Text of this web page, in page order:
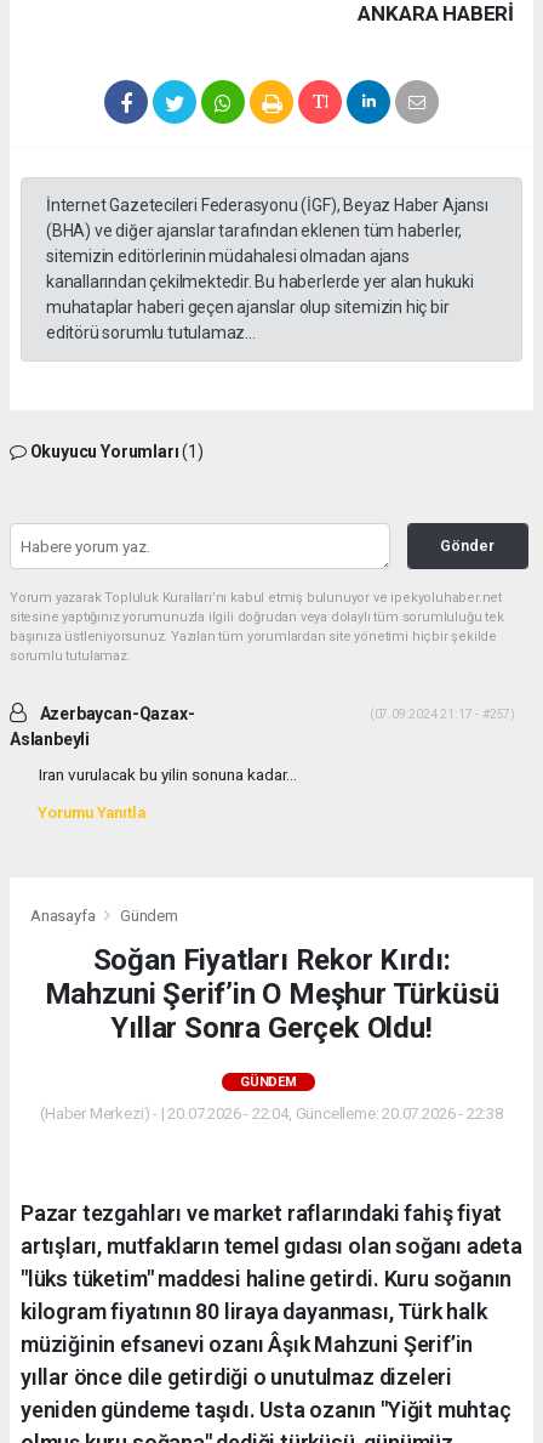
ANKARA HABERİ
İnternet Gazetecileri Federasyonu (İGF), Beyaz Haber Ajansı
(BHA) ve diğer ajanslar tarafından eklenen tüm haberler,
sitemizin editörlerinin müdahalesi olmadan ajans
kanallarından çekilmektedir. Bu haberlerde yer alan hukuki
muhataplar haberi geçen ajanslar olup sitemizin hiç bir
editörü sorumlu tutulamaz...
Okuyucu Yorumları(1)
Gönder
Yorum yazarak Topluluk Kuralları’nı kabul etmiş bulunuyor ve ipekyoluhaber.net
sitesine yaptığınız yorumunuzla ilgili doğrudan veya dolaylı tüm sorumluluğu tek
başınıza üstleniyorsunuz. Yazılan tüm yorumlardan site yönetimi hiçbir şekilde
sorumlu tutulamaz.
Azerbaycan-Qazax-
Aslanbeyli
(07.09.2024 21:17 - #257)
Iran vurulacak bu yilin sonuna kadar...
Yorumu Yanıtla
Anasayfa Gündem
Soğan Fiyatları Rekor Kırdı:
Mahzuni Şerif’in O Meşhur Türküsü
Yıllar Sonra Gerçek Oldu!
GÜNDEM
(Haber Merkezi) - | 20.07.2026 - 22:04, Güncelleme: 20.07.2026 - 22:38
Pazar tezgahları ve market raflarındaki fahiş fiyat
artışları, mutfakların temel gıdası olan soğanı adeta
"lüks tüketim" maddesi haline getirdi. Kuru soğanın
kilogram fiyatının 80 liraya dayanması, Türk halk
müziğinin efsanevi ozanı Âşık Mahzuni Şerif’in
yıllar önce dile getirdiği o unutulmaz dizeleri
yeniden gündeme taşıdı. Usta ozanın "Yiğit muhtaç